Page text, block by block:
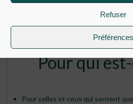
Refuser
Préférences
Un format condensé, structuré, et
Pour qui
Pour celles et ceux qui sentent